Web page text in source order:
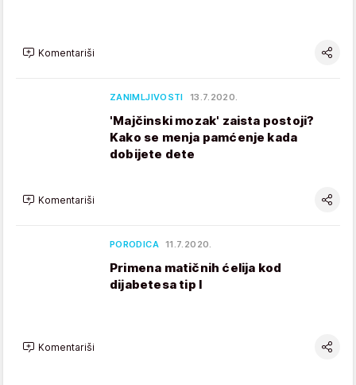
Komentariši
ZANIMLJIVOSTI 13.7.2020.
'Majčinski mozak' zaista postoji?
Kako se menja pamćenje kada
dobijete dete
Komentariši
PORODICA 11.7.2020.
Primena matičnih ćelija kod
dijabetesa tip I
Komentariši